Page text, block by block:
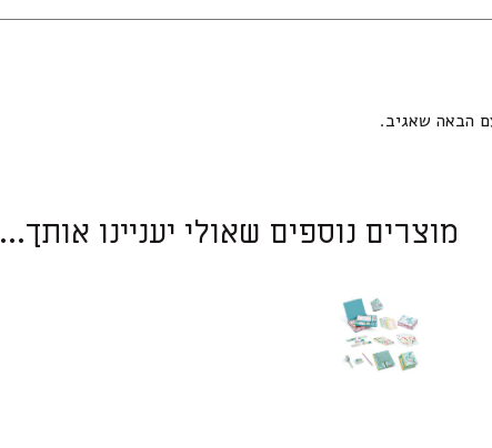
הבאה שאגיב.
מוצרים נוספים שאולי יעניינו אותך...